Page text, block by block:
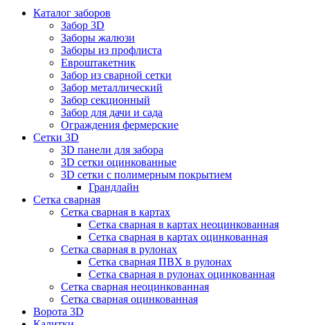
Каталог заборов
Забор 3D
Заборы жалюзи
Заборы из профлиста
Евроштакетник
Забор из сварной сетки
Забор металлический
Забор секционный
Забор для дачи и сада
Ограждения фермерские
Сетки 3D
3D панели для забора
3D сетки оцинкованные
3D сетки с полимерным покрытием
Грандлайн
Сетка сварная
Сетка сварная в картах
Сетка сварная в картах неоцинкованная
Сетка сварная в картах оцинкованная
Сетка сварная в рулонах
Cетка сварная ПВХ в рулонах
Сетка сварная в рулонах оцинкованная
Сетка сварная неоцинкованная
Сетка сварная оцинкованная
Ворота 3D